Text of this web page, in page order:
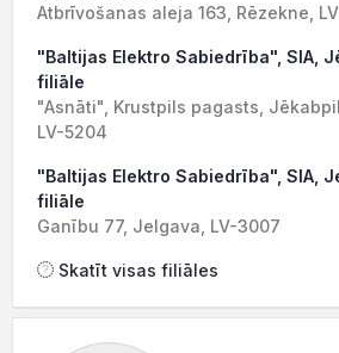
Atbrīvošanas aleja 163, Rēzekne,
"Baltijas Elektro Sabiedrība", SIA,
filiāle
"Asnāti", Krustpils pagasts,
LV-5204
"Baltijas Elektro Sabiedrība", SIA,
filiāle
Ganību 77, Jelgava, LV-3007
Skatīt visas filiāles